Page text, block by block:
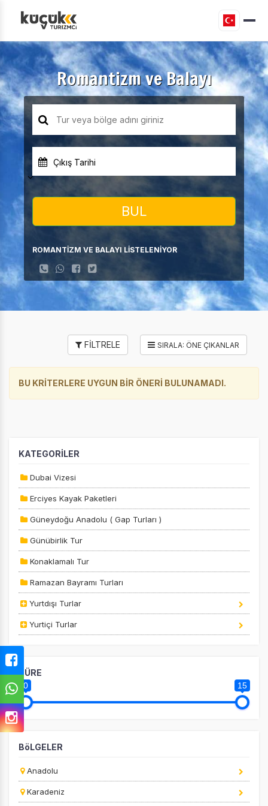
Daha fazla bilgi için
Zorunlu Çerezler
Romantizm ve Balayı
Çıkış Tarihi
BUL
ROMANTİZM VE BALAYI LİSTELENİYOR
FİLTRELE
BU KRİTERLERE UYGUN BİR ÖNERİ BULUNAMADI.
KATEGORİLER
Dubai Vizesi
Erciyes Kayak Paketleri
Güneydoğu Anadolu ( Gap Turları )
Günübirlik Tur
Konaklamalı Tur
Ramazan Bayramı Turları
Yurtdışı Turlar
Yurtiçi Turlar
SÜRE
0 15
BöLGELER
Anadolu
Karadeniz